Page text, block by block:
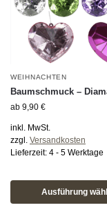
WEIHNACHTEN
Baumschmuck –
ab 9,90 €
inkl. MwSt.
zzgl. Versandkosten
Lieferzeit: 4 - 5 Werktage
Ausführung